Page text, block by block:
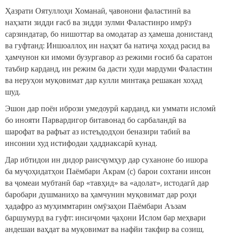
Ҳазрати Оятуллоҳи Хоманаӣ, ҷавонони фаластинӣ ва
наҳзати зидди ғасб ва зидди зулми Фаластинро имрӯз
сарзиндатар, бо нишоттар ва омодатар аз ҳамеша донистанд
ва гуфтанд: Иншоаллоҳ ин наҳзат ба натиҷа хоҳад расид ва
ҳамчунон ки имоми бузургавор аз режими ғосиб ба саратон
таъбир карданд, ин режим ба дасти худи мардуми Фаластин
ва неруҳои муқовимат дар кулли минтақа решакан хоҳад
шуд.
Эшон дар поён ибрози умедоурӣ карданд, ки уммати исломӣ
бо инояти Парвардигор битавонад бо сарбаландӣ ва
шарофат ва рафъат аз истеъдодҳои беназири табиӣ ва
инсонии худ истифодаи ҳаддиаксарӣ кунад.
Дар ибтидои ин дидор раисҷумҳур дар суханоне бо ишора
ба муҷоҳидатҳои Паёмбари Акрам (с) барои сохтани инсон
ва ҷомеаи мубтанӣ бар «тавҳид» ва «адолат», истодагӣ дар
баробари душманиҳо ва ҳамчунин муқовимат дар роҳи
ҳадафро аз муҳиммтарин омӯзаҳои Паёмбари Аъзам
баршумурд ва гуфт: инсиҷоми ҷаҳони Ислом бар меҳвари
андешаи ваҳдат ва муқовимат ва нафйи такфир ва созиш,